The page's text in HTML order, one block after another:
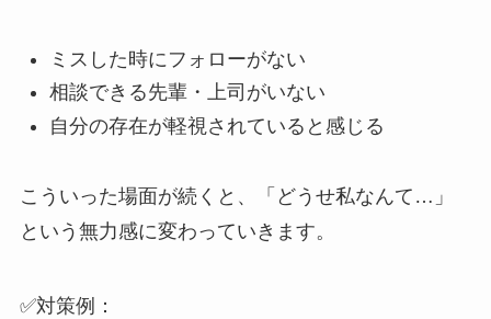
ミスした時にフォローがない
相談できる先輩・上司がいない
自分の存在が軽視されていると感じる
こういった場面が続くと、「どうせ私なんて…」
という無力感に変わっていきます。
✅対策例：